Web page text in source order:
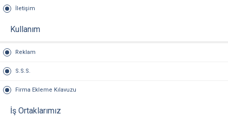
İletişim
Kullanım
Reklam
S.S.S.
Firma Ekleme Kılavuzu
İş Ortaklarımız